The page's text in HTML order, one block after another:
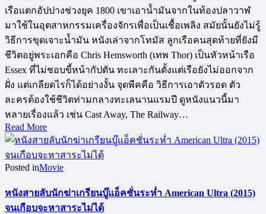
เรือแตกอัปปางช่วงยุค 1800 เขาเอาน้ำมันจากในท้องปลาวาฬ
มาใช้ในอุตสาหกรรมเครื่องจักรเพื่อเป็นเชื้อเพลิง สมัยนั้นยังไม่รู้
วิธีการขุดเจาะน้ำมัน หนังเล่าจากโทมัส ลูกเรือคนสุดท้ายที่ยังมี
ชีวิตอยู่พระเอกคือ Chris Hemsworth (เทพ Thor) เป็นหัวหน้าเรือ
Essex ที่ไม่ชอบขี้หน้ากัปตัน ทะเลาะกันตั้งแต่เรือยังไม่ออกจาก
ฝั่ง แต่เกลียดไรก็ได้อย่างงั้น จุดพีคคือ วิธีการเอาตัวรอด ตัว
ละครต้องใช้ชีวิตท่ามกลางทะเลนานแรมปี ดูหนังแนวนี้มา
หลายเรื่องแล้ว เช่น Cast Away, The Railway…
Read More
Posted inMovie
หนังสายลับนักฆ่าเกรียนบู๊แอ็คชั่นระห่ำ American Ultra (2015)
จนเกือบจะหาสาระไม่ได้